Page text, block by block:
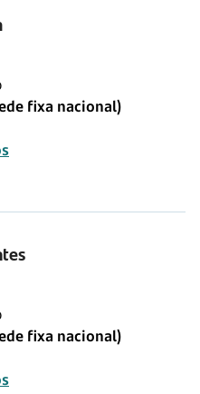
fixa nacional)
fixa nacional)